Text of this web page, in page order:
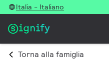
Italia - Italiano
Torna alla famiglia